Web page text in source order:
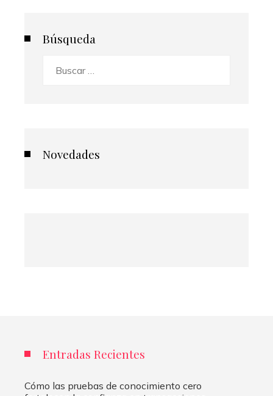
Búsqueda
Novedades
Entradas Recientes
Cómo las pruebas de conocimiento cero